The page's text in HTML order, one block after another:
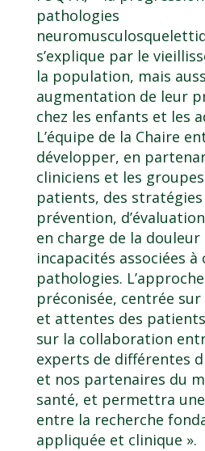
pathologies
s’explique par le
la population, mais
augmentation de leur
chez les enfants et les
L’équipe de la Chaire
développer, en
cliniciens et les
patients, des stratégies
prévention,
en charge de la douleur
incapacités associées à
pathologies. L’approche
préconisée, centrée sur
et attentes des
sur la collaboration
experts de différentes
et nos partenaires du
santé, et permettra
entre la recherche
appliquée et clinique ».